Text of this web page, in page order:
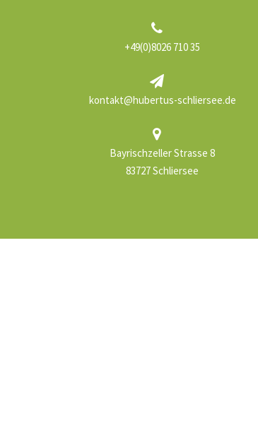
+49(0)8026 710 35
kontakt@hubertus-schliersee.de
Bayrischzeller Strasse 8
83727 Schliersee